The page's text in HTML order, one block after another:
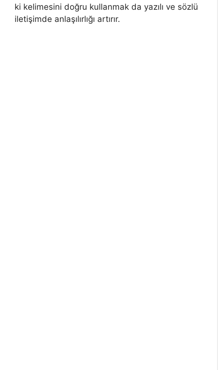
ki kelimesini doğru kullanmak da yazılı ve sözlü
iletişimde anlaşılırlığı artırır.